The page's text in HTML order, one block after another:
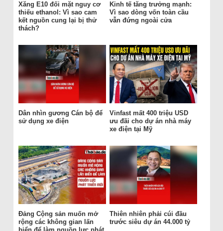
Xăng E10 đối mặt nguy cơ
thiếu ethanol: Vì sao cam
kết nguồn cung lại bị thử
thách?
Kinh tế tăng trưởng mạnh:
Vì sao dòng vốn toàn cầu
vẫn đứng ngoài cửa
Dân nhìn gương Cán bộ để
sử dụng xe điện
Vinfast mất 400 triệu USD
ưu đãi cho dự án nhà máy
xe điện tại Mỹ
Đảng Cộng sản muốn mở
rộng các không gian lấn
Thiên nhiên phải cúi đầu
trước siêu dự án 44.000 tỷ